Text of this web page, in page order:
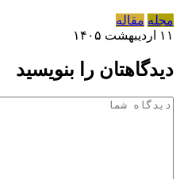
مجله مقاله
۱۱ اردیبهشت ۱۴۰۵
دیدگاهتان را بنویسید